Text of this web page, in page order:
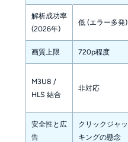
解析成功率
(2026年)
低 (エラー多発)
画質上限 720p程度
M3U8 /
HLS 結合
非対応
安全性と広
告
クリックジャッ
キングの懸念